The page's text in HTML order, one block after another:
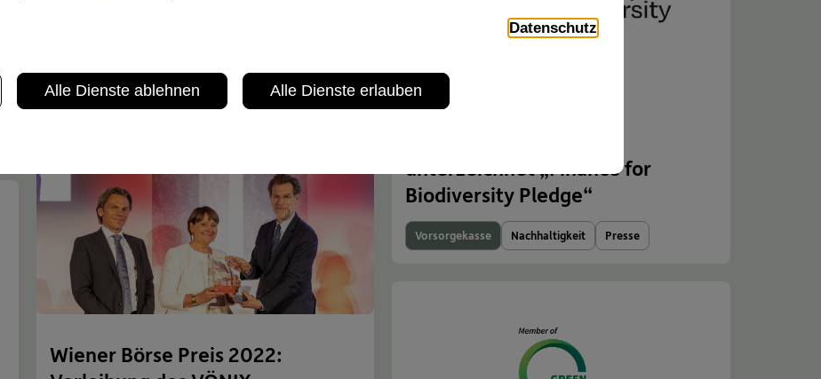
Vorsorgekasse Nachhaltigkeit Presse
unterzeichnet „Finance for
Biodiversity Pledge“
Vorsorgekasse Nachhaltigkeit Presse
Wiener Börse Preis 2022:
Datenschutz
Alle Dienste ablehnen Alle Dienste erlauben